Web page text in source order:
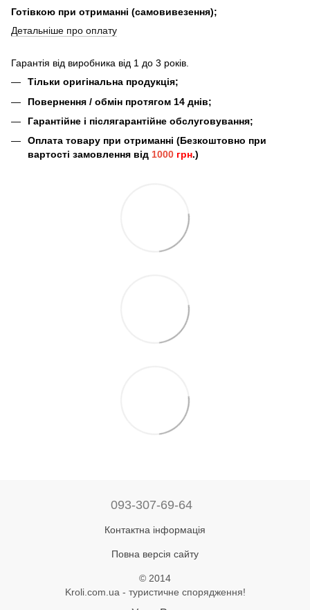
Готівкою при отриманні (самовивезення);
Детальніше про оплату
Гарантія від виробника від 1 до 3 років.
Тільки оригінальна продукція;
Повернення / обмін протягом 14 днів;
Гарантійне і післягарантійне обслуговування;
Оплата товару при отриманні (Безкоштовно при
вартості замовлення від 1000 грн.)
093-307-69-64
Контактна інформація
Повна версія сайту
© 2014
Kroli.com.ua - туристичне спорядження!